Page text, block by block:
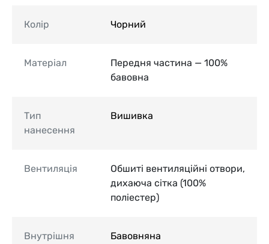
Колір Чорний
Матеріал
Передня частина — 100%
бавовна
Тип
нанесення
Вишивка
Вентиляція
Обшиті вентиляційні отвори,
дихаюча сітка (100%
поліестер)
Внутрішня
Бавовняна